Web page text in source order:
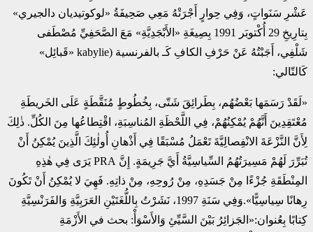
عَشْرِ سَنَواتٍ، وَفِي حِوارٍ أَجْرَتْهُ مَعِي صَحِيفَةُ «لوكوتيديان دالجيري»
بِتارِيخِ 29 أُكْتوبَر 1991 بِصِيغَةِ «الأَبْجَدِيَّةِ» مَعَ الصَّحَفِيِّ مُصْطَفى
شَلْفِي، أَجَبْتُهُ عَنْ حَرْفِ الكافِ كَـ بالفرنسية (kabylie «قَبائِل»
كَالتّالي:
«لَقَدْ رَسَمَها بَعْضُهُم، بِطَرائِقَ شَتّى، بِخُطُوطٍ مُنَقَّطَةٍ عَلَى الخَريطَةِ
مُعْتَقِدِينَ أَنَّهُمْ يُمْكِنُهُمْ، فِي اللَّحْظَةِ المُناسِبَةِ، اقْتِطاعُها مِنَ الكُلِّ. ذٰلِكَ
لِأَنَّ النَّزْعَةَ الانْفِصالِيَّةَ تَعْمَلُ مُسْبَقًا فِي أَذْهانِ أُولٰئِكَ الَّذِينَ يُمْكِنُ أَنْ
تُبَرِّرَ لَهُمْ مَسِيرَتُهُمُ السِّياسِيَّةُ أَيَّ جَرِيمَةٍ. إِنَّ PRA يَرَى فِي هٰذِهِ
المِنْطَقَةِ جُزْءًا مِنْ جَسَدِهِ، مِنْ رُوحِهِ، مِنْ ذاتِهِ. فَهِيَ لا يُمْكِنُ أَنْ تَكُونَ
رِهانًا سِياسِيًّا».وَفِي سَنَةِ 1997، نَشَرْتُ بِاللُّغَتَيْنِ العَرَبِيَّةِ وَالفَرَنْسِيَّةِ
كِتابًا بِعُنوان:«الجَزائِرُ بَيْنَ السَّيِّئِ وَالأَسْوَأْ: بحث في الأَزْمَةِ